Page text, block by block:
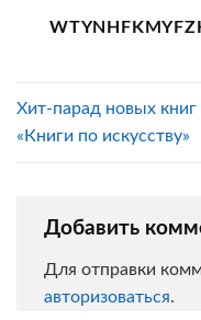
Хит-парад новых книг
«Книги по искусству»
Добавить
Для отправки
авторизоваться.